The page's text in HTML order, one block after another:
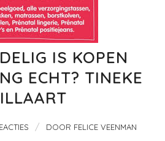
IS KOPEN
ECHT? TINEKE
/ DOOR FELICE VEENMAN